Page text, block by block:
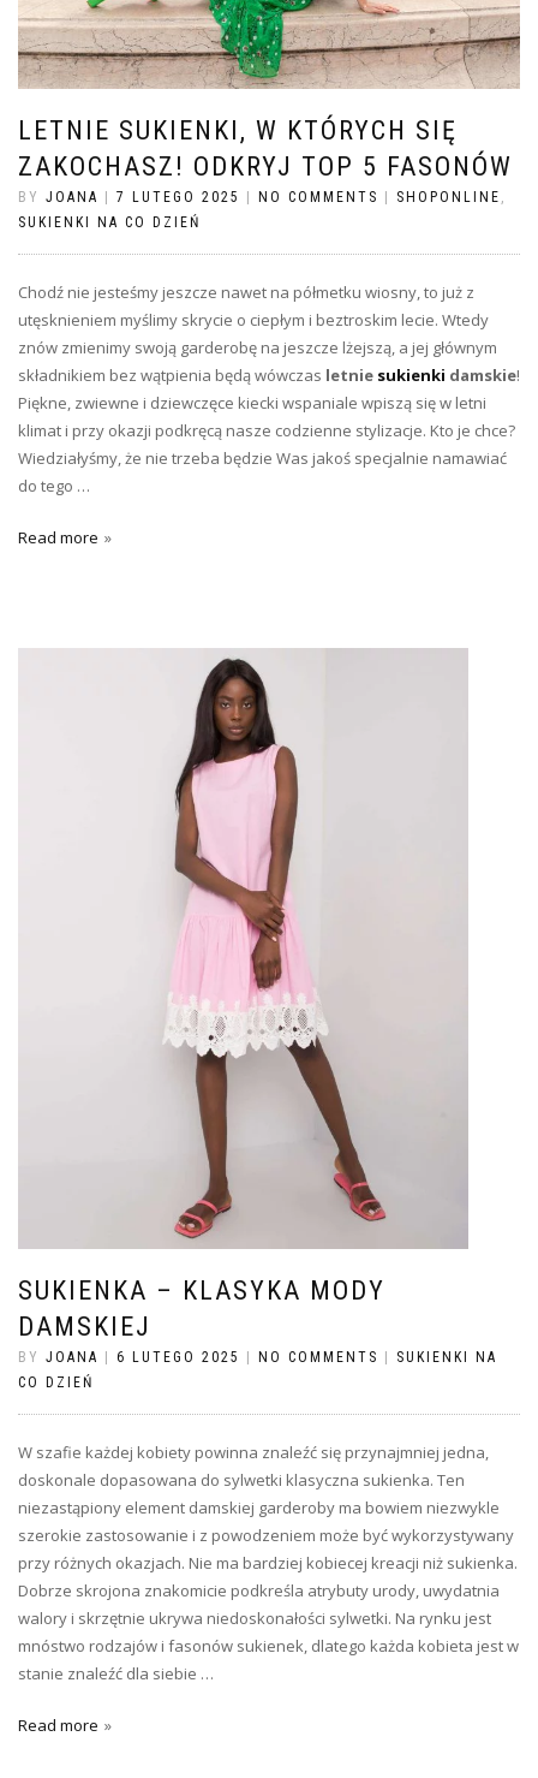
LETNIE SUKIENKI, W KTÓRYCH SIĘ
ZAKOCHASZ! ODKRYJ TOP 5 FASONÓW
BY JOANA | 7 LUTEGO 2025 | NO COMMENTS | SHOPONLINE
SUKIENKI NA CO DZIEŃ
Chodź nie jesteśmy jeszcze nawet na półmetku wiosny, to już z
utęsknieniem myślimy skrycie o ciepłym i beztroskim lecie. Wtedy
znów zmienimy swoją garderobę na jeszcze lżejszą, a jej głównym
składnikiem bez wątpienia będą wówczas letnie sukienki damskie!
Piękne, zwiewne i dziewczęce kiecki wspaniale wpiszą się w letni
klimat i przy okazji podkręcą nasze codzienne stylizacje. Kto je chce?
Wiedziałyśmy, że nie trzeba będzie Was jakoś specjalnie namawiać
do tego …
Read more
SUKIENKA – KLASYKA MODY
DAMSKIEJ
BY JOANA | 6 LUTEGO 2025 | NO COMMENTS | SUKIENKI NA
CO DZIEŃ
W szafie każdej kobiety powinna znaleźć się przynajmniej jedna,
doskonale dopasowana do sylwetki klasyczna sukienka. Ten
niezastąpiony element damskiej garderoby ma bowiem niezwykle
szerokie zastosowanie i z powodzeniem może być wykorzystywany
przy różnych okazjach. Nie ma bardziej kobiecej kreacji niż sukienka.
Dobrze skrojona znakomicie podkreśla atrybuty urody, uwydatnia
walory i skrzętnie ukrywa niedoskonałości sylwetki. Na rynku jest
mnóstwo rodzajów i fasonów sukienek, dlatego każda kobieta jest w
stanie znaleźć dla siebie …
Read more